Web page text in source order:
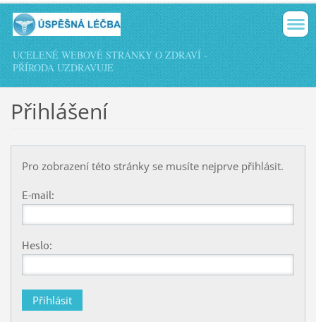
UCELENÉ WEBOVÉ STRÁNKY O ZDRAVÍ -
PŘÍRODA UZDRAVUJE
Přihlášení
Pro zobrazení této stránky se musíte nejprve přihlásit.
E-mail:
Heslo: